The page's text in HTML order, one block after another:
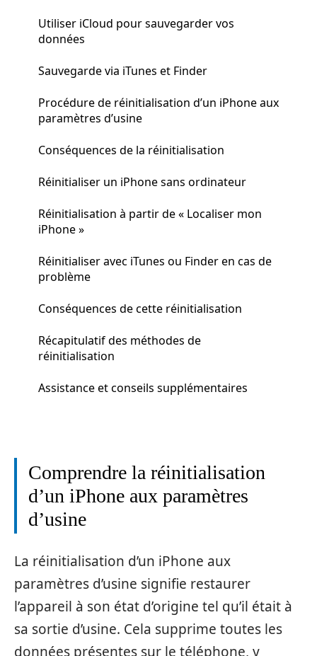
Utiliser iCloud pour sauvegarder vos
données
Sauvegarde via iTunes et Finder
Procédure de réinitialisation d’un iPhone aux
paramètres d’usine
Conséquences de la réinitialisation
Réinitialiser un iPhone sans ordinateur
Réinitialisation à partir de « Localiser mon
iPhone »
Réinitialiser avec iTunes ou Finder en cas de
problème
Conséquences de cette réinitialisation
Récapitulatif des méthodes de
réinitialisation
Assistance et conseils supplémentaires
Comprendre la réinitialisation
d’un iPhone aux paramètres
d’usine
La réinitialisation d’un iPhone aux
paramètres d’usine signifie restaurer
l’appareil à son état d’origine tel qu’il était à
sa sortie d’usine. Cela supprime toutes les
données présentes sur le téléphone, y